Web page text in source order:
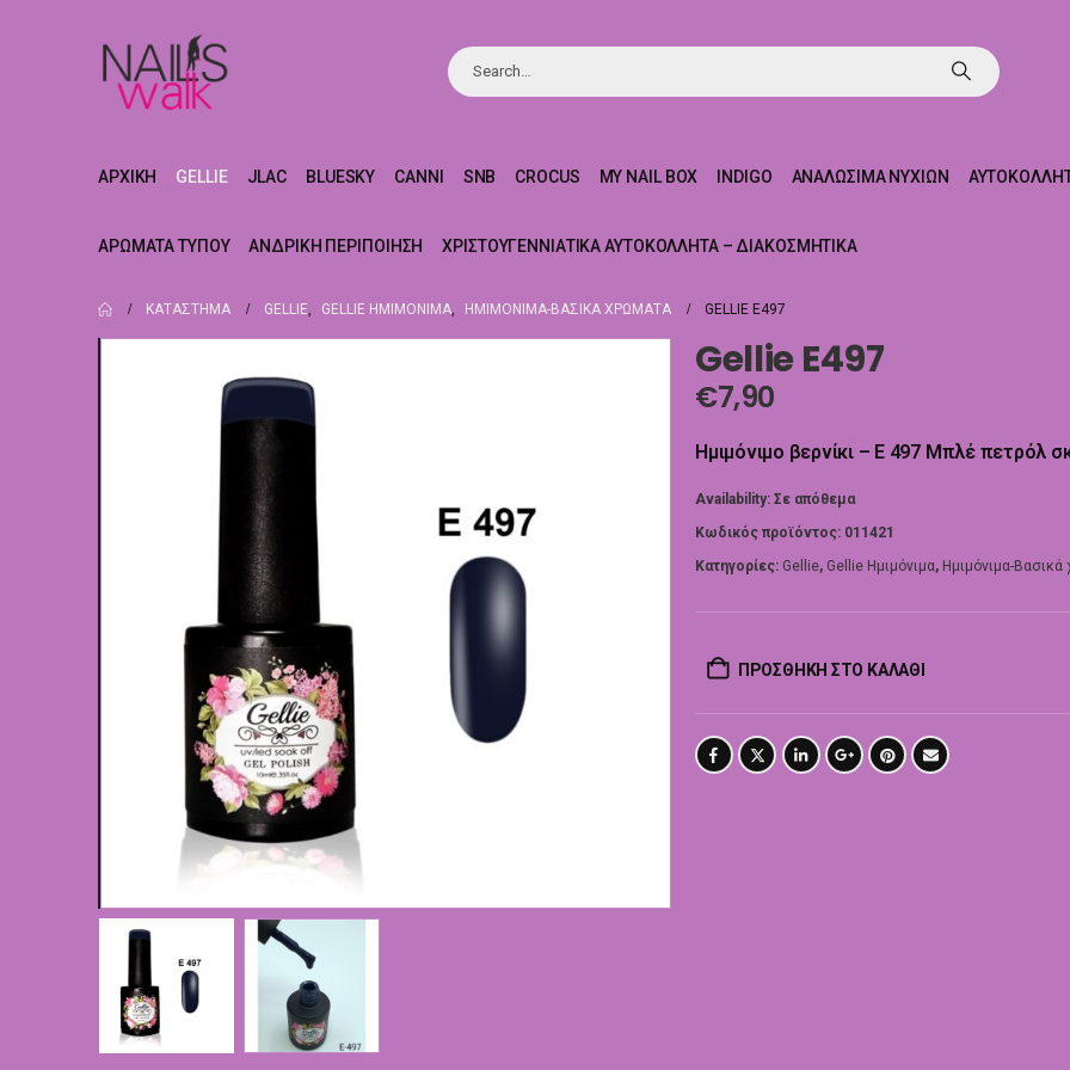
ΑΡΧΙΚΉ GELLIE JLAC BLUESKY CANNI SNB CROCUS MY NAIL BOX INDIGO ΑΝΑΛΏΣΙΜΑ ΝΥΧΙΏΝ
ΑΡΏΜΑΤΑ ΤΎΠΟΥ ΑΝΔΡΙΚΉ ΠΕΡΙΠΟΊΗΣΗ ΧΡΙΣΤΟΥΓΕΝΝΙΆΤΙΚΑ ΑΥΤΟΚΌΛΛΗΤΑ – ΔΙΑΚΟΣΜΗΤΙΚΆ
ΚΑΤΆΣΤΗΜΑ GELLIE, GELLIE ΗΜΙΜΌΝΙΜΑ, ΗΜΙΜΌΝΙΜΑ-ΒΑΣΙΚΆ ΧΡΏΜΑΤΑ GELLIE E497
Gellie E497
€7,90
Ημιμόνιμο βερνίκι – E 497 Μπλέ πετρόλ
Availability: Σε απόθεμα
Κωδικός προϊόντος: 011421
Κατηγορίες: Gellie, Gellie Ημιμόνιμα, Ημιμόνιμα-
ΠΡΟΣΘΉΚΗ ΣΤΟ ΚΑΛΆΘΙ